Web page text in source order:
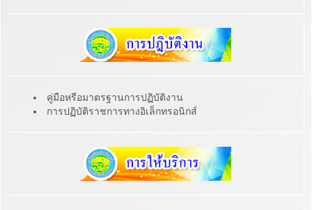
คู่มือหรือมาตรฐานการปฏิบัติงาน
การปฏิบัติราชการทางอิเล็กทรอนิกส์